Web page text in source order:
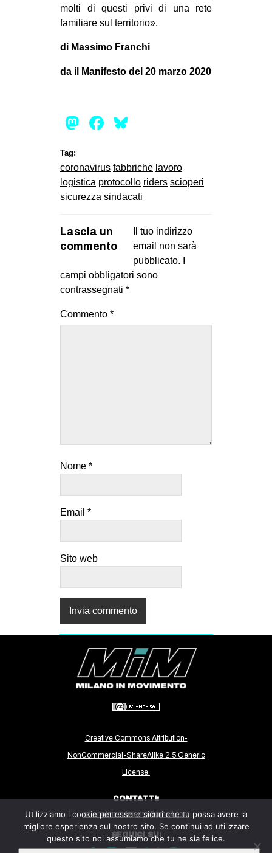
molti di questi privi di una rete
familiare sul territorio».
di Massimo Franchi
da il Manifesto del 20 marzo 2020
Mastodon
Facebook
Tag:
coronavirus fabbriche lavoro
logistica protocollo riders scioperi
sicurezza sindacati
Lascia un
commento
Il tuo indirizzo
email non sarà
pubblicato.
campi obbligatori sono
contrassegnati *
Commento *
Nome *
Email *
Sito web
Creative Commons Attribution-
NonCommercial-ShareAlike 2.5 Generic
License.
CONTATTI:
milanoinmovimento@gmail.com
SEGUICI SU:
Utilizziamo i cookie per essere sicuri che tu possa avere la
migliore esperienza sul nostro sito. Se continui ad utilizzare
questo sito noi assumiamo che tu ne sia felice.